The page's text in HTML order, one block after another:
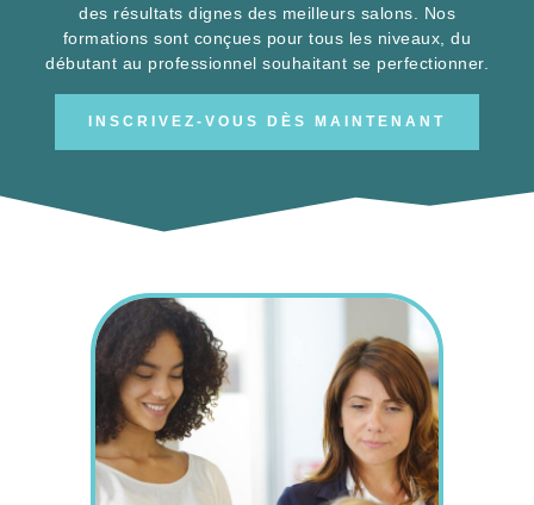
des résultats dignes des meilleurs salons. Nos
formations sont conçues pour tous les niveaux, du
débutant au professionnel souhaitant se perfectionner.
INSCRIVEZ-VOUS DÈS MAINTENANT